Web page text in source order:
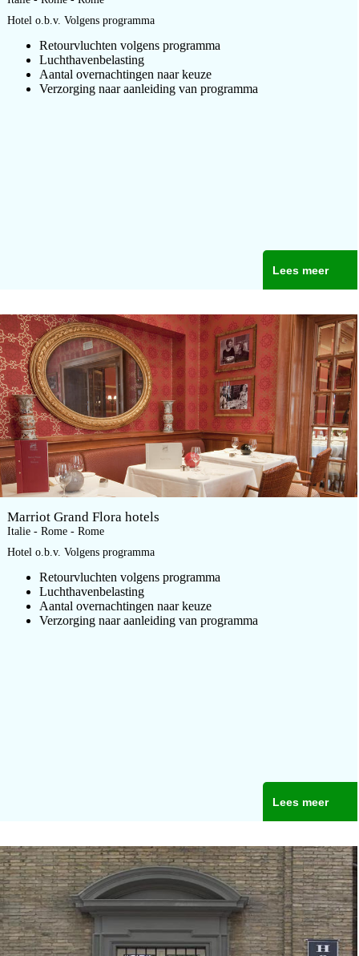
Hotel o.b.v. Volgens programma
Retourvluchten volgens programma
Luchthavenbelasting
Aantal overnachtingen naar keuze
Verzorging naar aanleiding van programma
Lees meer
Marriot Grand Flora hotels
Italie - Rome - Rome
Hotel o.b.v. Volgens programma
Retourvluchten volgens programma
Luchthavenbelasting
Aantal overnachtingen naar keuze
Verzorging naar aanleiding van programma
Lees meer